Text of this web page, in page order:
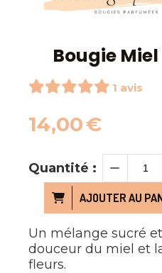
Bougie
1 avis
14,00€
Quantité :
AJOUTER AU
Un mélange sucré
douceur du miel et
fleurs.